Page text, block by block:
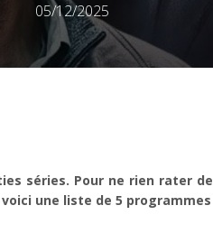
05/12/2025
séries. Pour ne rien rater
une liste de 5